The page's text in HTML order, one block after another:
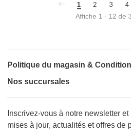
1 2 3
4
Affiche 1 - 12 de
Politique du magasin &
Nos succursales
Inscrivez-vous à notre newsletter
mises à jour, actualités et offres de